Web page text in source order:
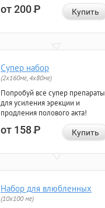
от 200Р Купить
Супер набор
(2х160мг, 4х80мг)
Попробуй все супер препараты
для усиления эрекции и
продления полового акта!
от 158Р Купить
Набор для влюбленных
(10х100 мг)